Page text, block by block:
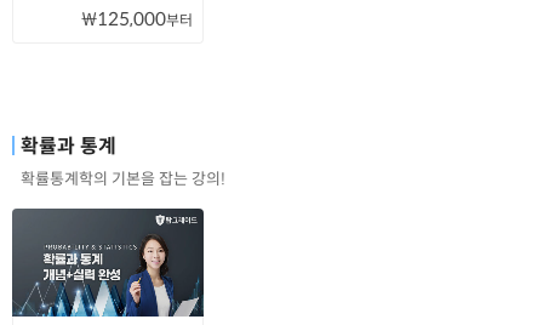
₩125,000부터
확률과 통계
확률통계학의 기본을 잡는 강의!